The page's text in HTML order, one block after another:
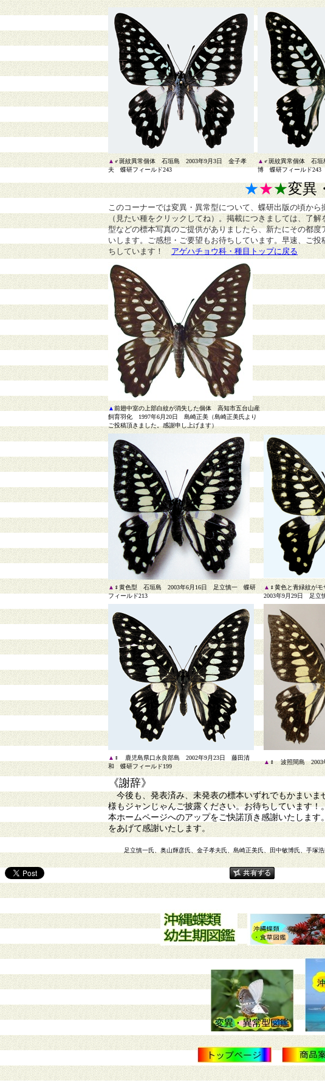
▲♂斑紋異常個体 石垣島 2003年9月3日 金子孝
夫 蝶研フィールド243
▲ ♂斑紋異常個体 石
博 蝶研フィールド243
★★★変異
このコーナーでは変異・異常型について、蝶研出版の頃か
（見たい種をクリックしてね）。掲載につきましては、了
型などの標本写真のご提供がありましたら、新たにその都
いします。ご感想・ご要望もお待ちしています。早速、ご
ちしています！
アゲハチョウ科・種目トップに戻る
▲前翅中室の上部白紋が消失した個体 高知市五台山産
飼育羽化 1997年6月20日 島崎正美（島崎正美氏より
ご投稿頂きました。感謝申し上げます）
▲♀黄色型 石垣島 2003年6月16日 足立慎一 蝶研
フィールド213
▲ ♀黄色と青緑紋が
2003年9月29日 足立
▲ ♀ 鹿児島県口永良部島 2002年9月23日 藤田清
和 蝶研フィールド199
▲♀ 波照間島 2003
《謝辞》
今後も、発表済み、未発表の標本いずれでもかまいま
様もジャンじゃんご披露ください。お待ちしています
本ホームページへのアップをご快諾頂き感謝いたしま
をあげて感謝いたします。
足立慎一氏、奥山輝彦氏、金子孝夫氏、島崎正美氏、田中敏博氏、手塚